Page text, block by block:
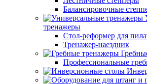
Балансировочные
тренажеры
Стол-реформер для
Тренажер-наездник
Профессиональные